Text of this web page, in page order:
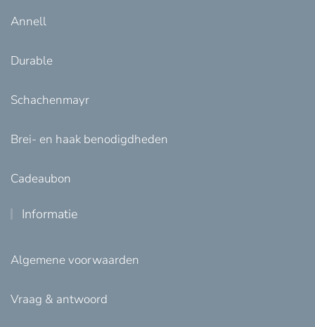
Annell
Durable
Schachenmayr
Brei- en haak benodigdheden
Cadeaubon
Informatie
Algemene voorwaarden
Vraag & antwoord